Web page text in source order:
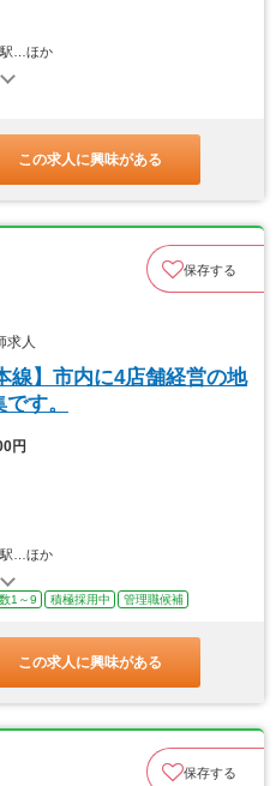
駅…ほか
この求人に興味がある
保存する
求人
線】市内に4店舗経営の地
す。
円
駅…ほか
1～9 積極採用中 管理職候補
この求人に興味がある
保存する